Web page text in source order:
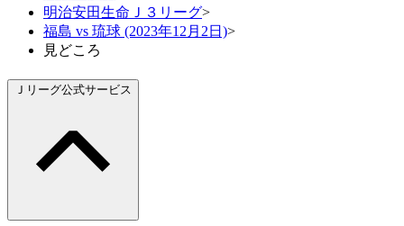
明治安田生命Ｊ３リーグ>
福島 vs 琉球 (2023年12月2日)>
見どころ
Ｊリーグ公式サービス